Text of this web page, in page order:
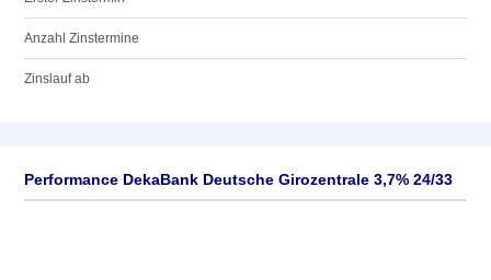
Anzahl Zinstermine
Zinslauf ab
Performance DekaBank Deutsche Girozentrale 3,7% 24/33